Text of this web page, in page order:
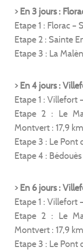
> En 3 jours :
Etape 1 : Florac –
Etape 2 : Sainte
Etape 3 : La
> En 4 jours :
Etape 1 : Villefort
Etape 2 : Le
Montvert : 17,9 km
Etape 3 : Le Pont
Etape 4 :
> En 6 jours :
Etape 1 : Villefort
Etape 2 : Le
Montvert : 17,9 km
Etape 3 : Le Pont